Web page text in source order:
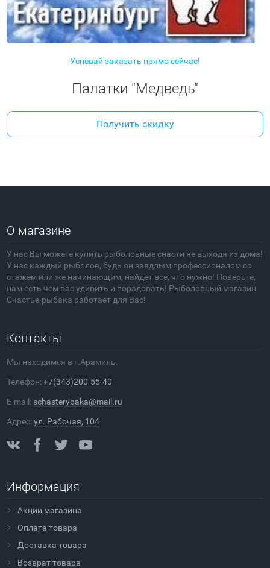
Успевай заказать прямо сейчас!
Палатки "Медведь"
Получить скидку
О магазине
У нас Вы можете купить рыболовные снасти не выходя из дома!
У нас каждый рыболов, будь он заядлым профессионалом со
стажем или же начинающим, найдет все, что нужно! Поверьте,
нам есть чем вас удивить и порадовать! Рыболовный магазин
Счастье-рыбака работает для Вас!
Контакты
Мы находимся в г.Арамиль.
Телефон:+7(343)200-55-40
E-mail: schasterybaka@mail.ru
Адрес:ул. Рабочая, 104
Информация
Акции магазина
Оплата товара
Доставка товара
Возврат товара